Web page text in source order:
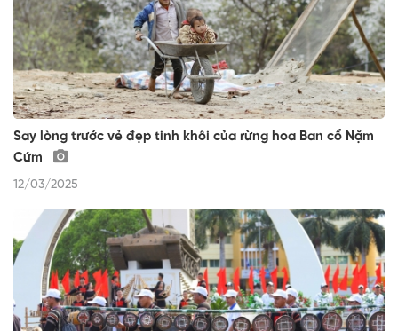
Say lòng trước vẻ đẹp tinh khôi của rừng hoa Ban cổ Nặm
Cứm
12/03/2025